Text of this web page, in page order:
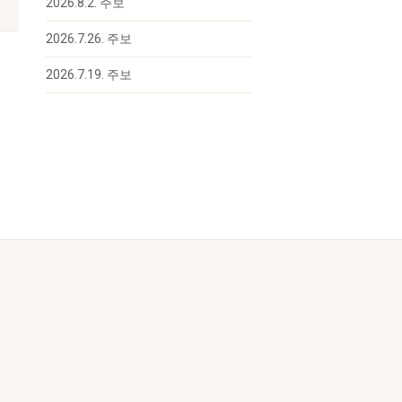
2026.7.26. 주보
2026.7.19. 주보